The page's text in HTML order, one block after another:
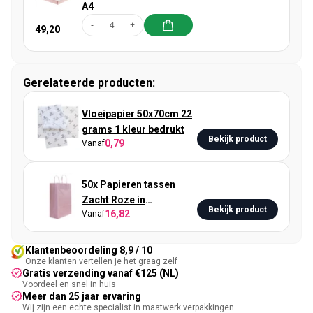
49,20
A4
- +
Gerelateerde producten:
Vloeipapier 50x70cm 22
grams 1 kleur bedrukt
Vanaf0,79 Bekijk product
50x Papieren tassen
Zacht Roze in
verschillende formaten
Vanaf16,82 Bekijk product
Klantenbeoordeling 8,9 / 10
Onze klanten vertellen je het graag zelf
Gratis verzending vanaf €125 (NL)
Voordeel en snel in huis
Meer dan 25 jaar ervaring
Wij zijn een echte specialist in maatwerk verpakkingen